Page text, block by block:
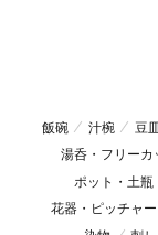
飯碗 汁椀 豆皿
湯呑・フリーカ
ポット・土瓶
花器・ピッチャー